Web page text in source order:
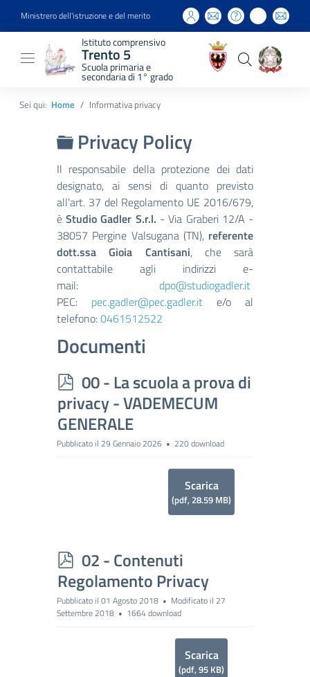
Ministrero dell'istruzione e del merito
Istituto comprensivo
Trento 5
Scuola primaria e
secondaria di 1° grado
Sei qui: Home Informativa privacy
Cartella
Privacy Policy
Il responsabile della protezione dei dati
designato, ai sensi di quanto previsto
all'art. 37 del Regolamento UE 2016/679,
èStudio Gadler S.r.l. - Via Graberi 12/A -
38057 Pergine Valsugana (TN), referente
dott.ssa Gioia Cantisani, che sarà
contattabile agli indirizzi e-
mail:dpo@studiogadler.it
PEC: pec.gadler@pec.gadler.ite/o al
telefono:0461512522
Documenti
p
d
f
00 - La scuola a prova di
privacy - VADEMECUM
GENERALE
Pubblicato il 29 Gennaio 2026 220 download
Scarica
(pdf, 28.59 MB)
p
d
f
02 - Contenuti
Regolamento Privacy
Pubblicato il 01 Agosto 2018
Modificato il 27
Settembre 2018
1664 download
Scarica
(pdf,95 KB)